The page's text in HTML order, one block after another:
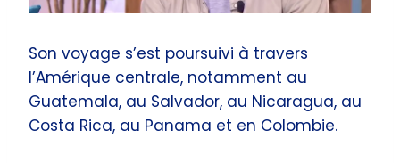
Son voyage s’est poursuivi à travers
l’Amérique centrale, notamment au
Guatemala, au Salvador, au Nicaragua, au
Costa Rica, au Panama et en Colombie.